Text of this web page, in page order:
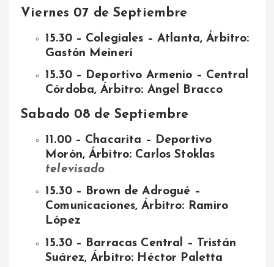
Viernes 07 de Septiembre
15.30 – Colegiales – Atlanta, Árbitro:
Gastón Meineri
15.30 – Deportivo Armenio – Central
Córdoba, Árbitro: Angel Bracco
Sabado 08 de Septiembre
11.00 – Chacarita – Deportivo
Morón, Árbitro: Carlos Stoklas
televisado
15.30 – Brown de Adrogué –
Comunicaciones, Árbitro: Ramiro
López
15.30 – Barracas Central – Tristán
Suárez, Árbitro: Héctor Paletta